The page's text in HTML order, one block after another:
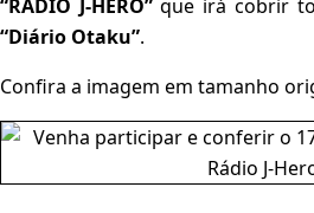
“RÁDIO J-HERO”que irá cobrir
“Diário Otaku”.
Confira a imagem em tamanho